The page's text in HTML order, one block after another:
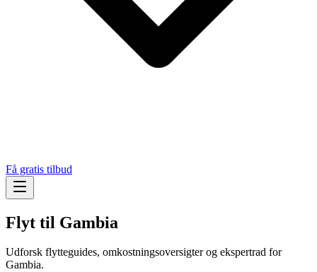
Få gratis tilbud
Flyt til Gambia
Udforsk flytteguides, omkostningsoversigter og ekspertrad for
Gambia.